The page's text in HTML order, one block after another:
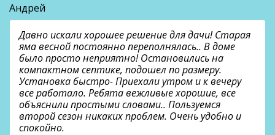
Андрей
Давно искали хорошее решение для дачи! Старая
яма весной постоянно переполнялась.. В доме
было просто неприятно! Остановились на
компактном септике, подошел по размеру.
Установка быстро- Приехали утром и к вечеру
все работало. Ребята вежливые хорошие, все
объяснили простыми словами.. Пользуемся
второй сезон никаких проблем. Очень удобно и
спокойно.